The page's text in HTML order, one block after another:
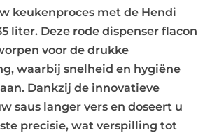
keukenproces met de Hendi
liter. Deze rode dispenser flacon
voor de drukke
waarbij snelheid en hygiëne
Dankzij de innovatieve
saus langer vers en doseert u
precisie, wat verspilling tot